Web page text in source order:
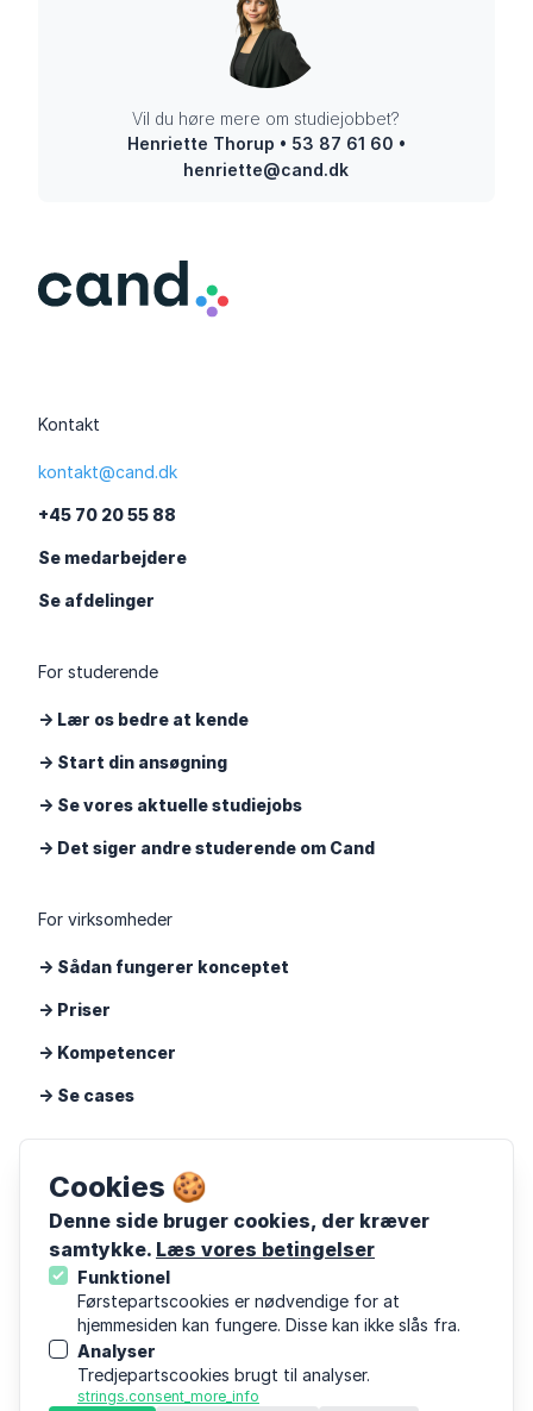
Cookies 🍪
Denne side bruger cookies, der kræver
samtykke. Læs vores betingelser
Funktionel
Førstepartscookies er nødvendige for at
hjemmesiden kan fungere. Disse kan ikke slås fra.
Analyser
Tredjepartscookies brugt til analyser.
strings.consent_more_info
Vil du høre mere om studiejobbet?
Henriette Thorup • 53 87 61 60 •
henriette@cand.dk
Kontakt
kontakt@cand.dk
+45 70 20 55 88
Se medarbejdere
Se afdelinger
For studerende
-> Lær os bedre at kende
-> Start din ansøgning
-> Se vores aktuelle studiejobs
-> Det siger andre studerende om Cand
For virksomheder
-> Sådan fungerer konceptet
-> Priser
-> Kompetencer
-> Se cases
Om Cand
Viden
Følg os på LinkedIn
Følg os på Instagram